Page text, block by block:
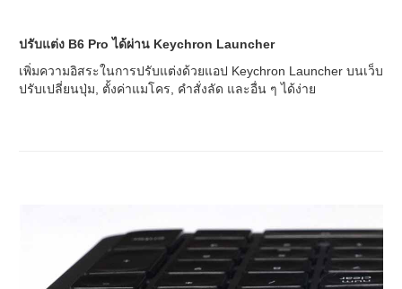
ปรับแต่ง B6 Pro ได้ผ่าน Keychron Launcher
เพิ่มความอิสระในการปรับแต่งด้วยแอป Keychron Launcher บนเว็บ
ปรับเปลี่ยนปุ่ม, ตั้งค่าแมโคร, คำสั่งลัด และอื่น ๆ ได้ง่าย